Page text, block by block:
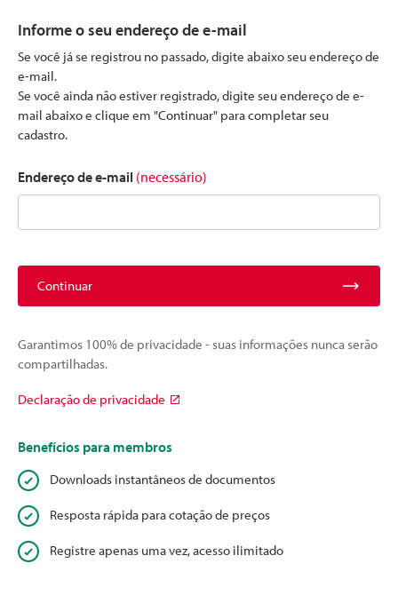
Informe o seu endereço de e-mail
Se você já se registrou no passado, digite abaixo seu endereço de
e-mail.
Se você ainda não estiver registrado, digite seu endereço de e-
mail abaixo e clique em "Continuar" para completar seu
cadastro.
Endereço de e-mail (necessário)
Continuar
Garantimos 100% de privacidade - suas informações nunca serão
compartilhadas.
Declaração de privacidade
Benefícios para membros
Downloads instantâneos de documentos
Resposta rápida para cotação de preços
Registre apenas uma vez, acesso ilimitado